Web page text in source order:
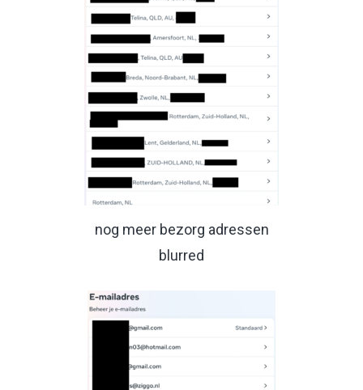
nog meer bezorg adressen
blurred